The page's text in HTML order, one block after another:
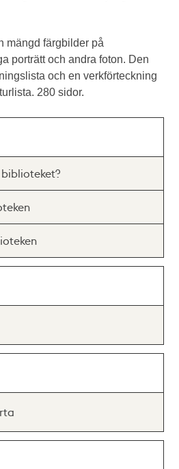
mängd färgbilder på
porträtt och andra foton. Den
och en verkförteckning
280 sidor.
biblioteket?